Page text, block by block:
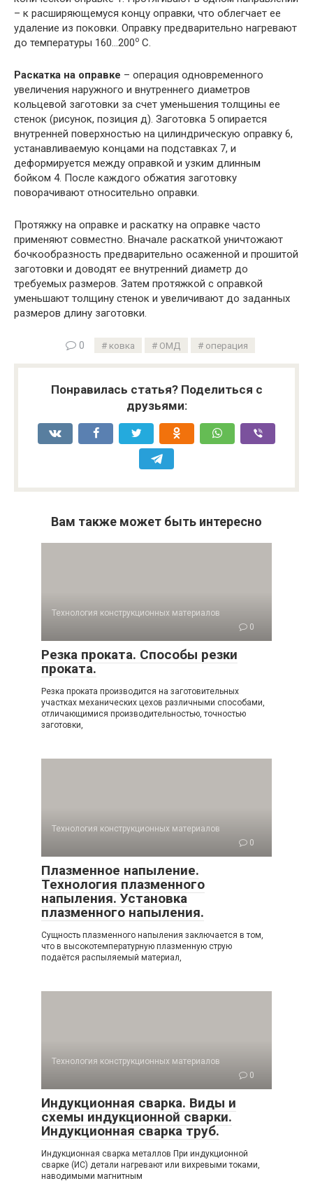
– к расширяющемуся концу оправки, что облегчает ее
удаление из поковки. Оправку предварительно нагревают
до температуры 160…200о С.
Раскатка на оправке – операция одновременного
увеличения наружного и внутреннего диаметров
кольцевой заготовки за счет уменьшения толщины ее
стенок (рисунок, позиция д). Заготовка 5 опирается
внутренней поверхностью на цилиндрическую оправку 6,
устанавливаемую концами на подставках 7, и
деформируется между оправкой и узким длинным
бойком 4. После каждого обжатия заготовку
поворачивают относительно оправки.
Протяжку на оправке и раскатку на оправке часто
применяют совместно. Вначале раскаткой уничтожают
бочкообразность предварительно осаженной и прошитой
заготовки и доводят ее внутренний диаметр до
требуемых размеров. Затем протяжкой с оправкой
уменьшают толщину стенок и увеличивают до заданных
размеров длину заготовки.
0 ковка ОМД операция
Понравилась статья? Поделиться с
друзьями:
Вам также может быть интересно
Технология конструкционных материалов
0
Резка проката. Способы резки
проката.
Резка проката производится на заготовительных
участках механических цехов различными способами,
отличающимися производительностью, точностью
заготовки,
Технология конструкционных материалов
0
Плазменное напыление.
Технология плазменного
напыления. Установка
плазменного напыления.
Сущность плазменного напыления заключается в том,
что в высокотемпературную плазменную струю
подаётся распыляемый материал,
Технология конструкционных материалов
0
Индукционная сварка. Виды и
схемы индукционной сварки.
Индукционная сварка труб.
Индукционная сварка металлов При индукционной
сварке (ИС) детали нагревают или вихревыми токами,
наводимыми магнитным